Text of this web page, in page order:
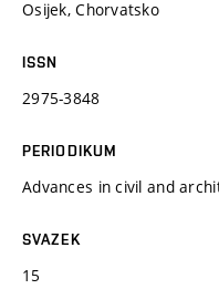
Osijek, Chorvatsko
ISSN
2975-3848
PERIODIKUM
Advances in civil and
SVAZEK
15